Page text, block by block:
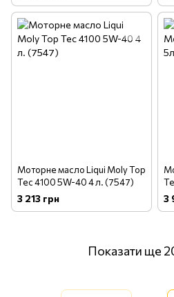
Моторне масло Liqui Moly Top
Tec 4100 5W-40 4 л. (7547)
3 213 грн 3
Показати ще